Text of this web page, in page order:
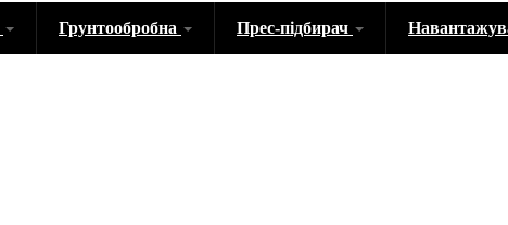
Грунтообробна Прес-підбирач